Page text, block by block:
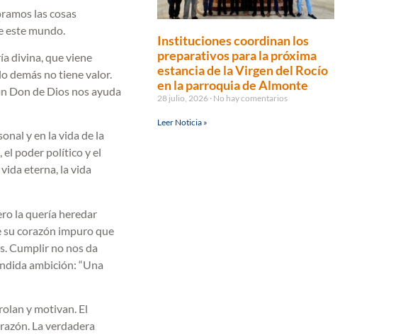
las cosas
este mundo.
divina, que viene
demás no tiene valor.
Don de Dios nos ayuda
y en la vida de la
el poder político y el
eterna, la vida
la quería heredar
su corazón impuro que
Cumplir no nos da
ambición: “Una
y motivan. El
La verdadera
Instituciones coordinan los
preparativos para la próxima
estancia de la Virgen del Rocío
en la parroquia de Almonte
28 julio, 2026 No hay comentarios
Leer Noticia »